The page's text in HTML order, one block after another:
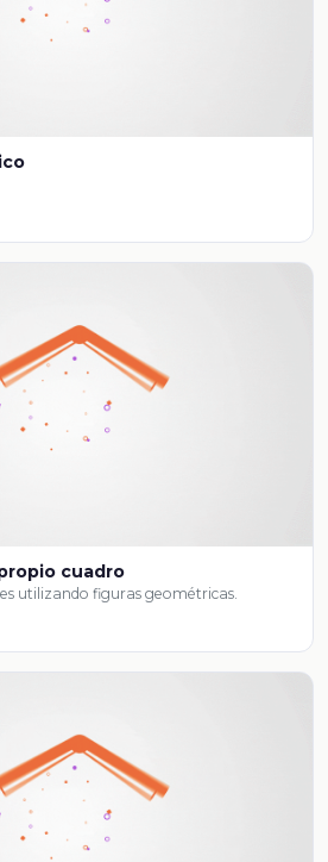
cuadro
utilizando figuras geométricas.